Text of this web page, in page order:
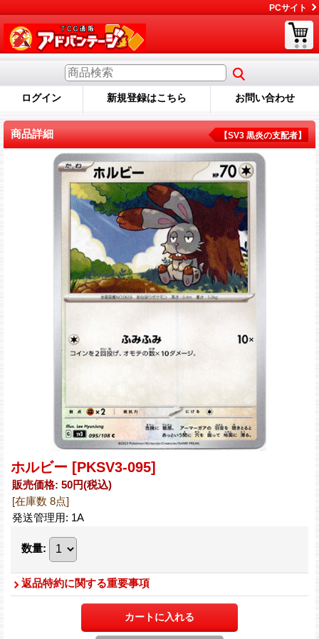
PCサイト
ログイン 新規登録はこちら お問い合わせ
商品詳細 【SV3 黒炎の支配者】
ホルビー [PKSV3-095]
販売価格: 50円(税込)
[在庫数 8点]
発送管理用: 1A
数量:
返品特約に関する重要事項